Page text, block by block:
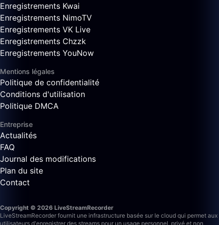
Enregistrements Kwai
Enregistrements NimoTV
Enregistrements VK Live
Enregistrements Chzzk
Enregistrements YouNow
Mentions légales
Politique de confidentialité
Conditions d'utilisation
Politique DMCA
Entreprise
Actualités
FAQ
Journal des modifications
Plan du site
Contact
Copyright © 2026 LiveStreamRecorder
LiveStreamRecorder fournit une infrastructure basée sur le cloud qui permet aux
utilisateurs d'enregistrer des streams pour un usage personnel, privé et non